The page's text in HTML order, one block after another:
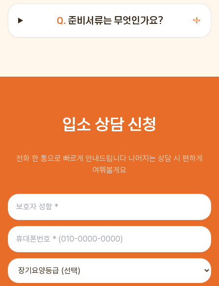
Q. 준비서류는 무엇인가요? ＋
입소 상담 신청
전화 한 통으로 빠르게 안내드립니다 나머지는 상담 시 편하게
여쭤볼게요